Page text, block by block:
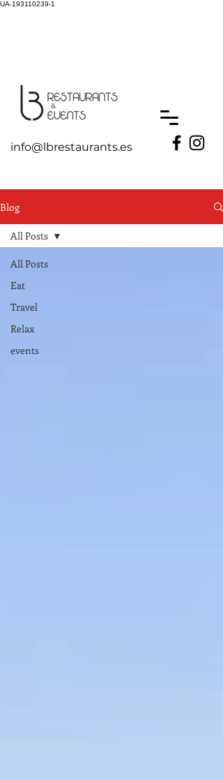
UA-193110239-1
info@lbrestaurants.es
Blog
All Posts
Eat
Travel
Relax
events
All Posts